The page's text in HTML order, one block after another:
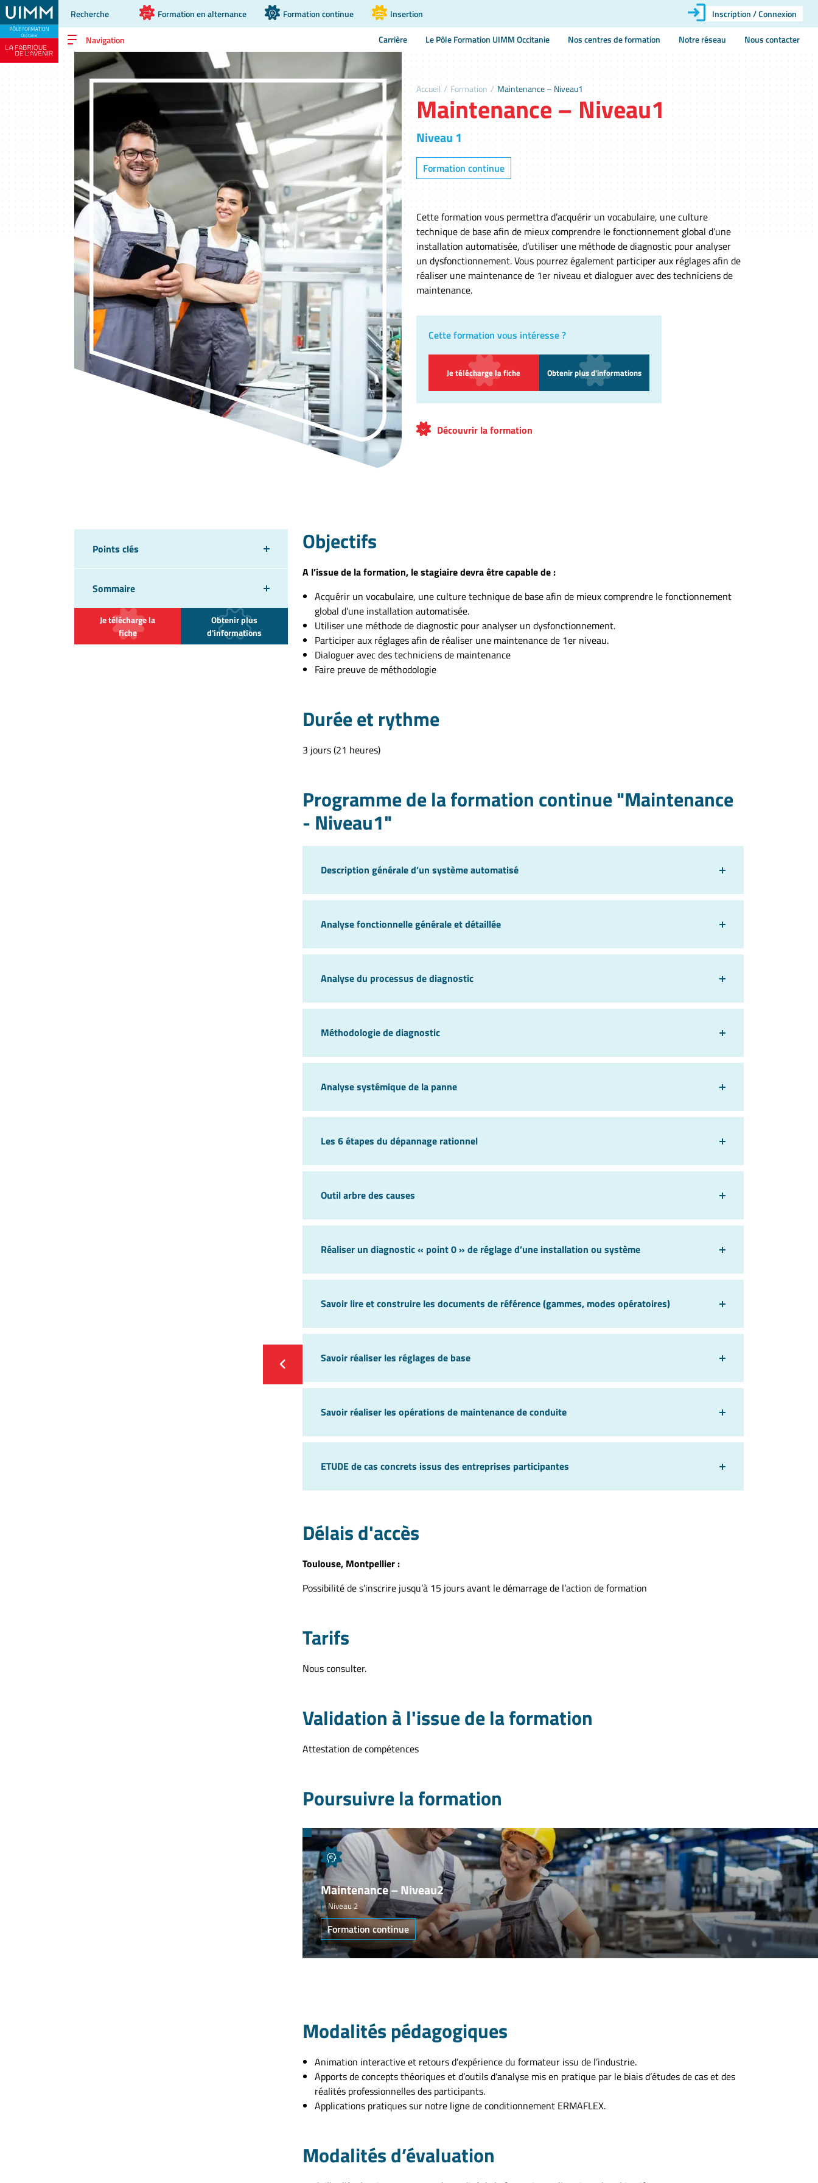
Recherche Formation en alternance Formation continue Insertion Inscription / Connexion
Navigation Carrière Le Pôle Formation UIMM Occitanie Nos centres de formation Notre réseau Nous contacter
Accueil / Formation / Maintenance – Niveau1
Maintenance – Niveau1
Niveau 1
Formation continue
Cette formation vous permettra d’acquérir un vocabulaire, une culture
technique de base afin de mieux comprendre le fonctionnement global d’une
installation automatisée, d’utiliser une méthode de diagnostic pour analyser
un dysfonctionnement. Vous pourrez également participer aux réglages afin de
réaliser une maintenance de 1er niveau et dialoguer avec des techniciens de
maintenance.
Cette formation vous intéresse ?
Je télécharge la fiche Obtenir plus d'informations
Découvrir la formation
Points clés
Sommaire
Je télécharge la
fiche
Obtenir plus
d'informations
Objectifs
A l’issue de la formation, le stagiaire devra être capable de :
Acquérir un vocabulaire, une culture technique de base afin de mieux comprendre le fonctionnement
global d’une installation automatisée.
Utiliser une méthode de diagnostic pour analyser un dysfonctionnement.
Participer aux réglages afin de réaliser une maintenance de 1er niveau.
Dialoguer avec des techniciens de maintenance
Faire preuve de méthodologie
Durée et rythme
3 jours (21 heures)
Programme de la formation continue "Maintenance
- Niveau1"
Description générale d’un système automatisé
Analyse fonctionnelle générale et détaillée
Analyse du processus de diagnostic
Méthodologie de diagnostic
Analyse systémique de la panne
Les 6 étapes du dépannage rationnel
Outil arbre des causes
Réaliser un diagnostic « point 0 » de réglage d’une installation ou système
Savoir lire et construire les documents de référence (gammes, modes opératoires)
Savoir réaliser les réglages de base
Savoir réaliser les opérations de maintenance de conduite
ETUDE de cas concrets issus des entreprises participantes
Délais d'accès
Toulouse, Montpellier :
Possibilité de s’inscrire jusqu’à 15 jours avant le démarrage de l’action de formation
Tarifs
Nous consulter.
Validation à l'issue de la formation
Attestation de compétences
Poursuivre la formation
Maintenance – Niveau2
Niveau 2
Formation continue
Modalités pédagogiques
Animation interactive et retours d’expérience du formateur issu de l’industrie.
Apports de concepts théoriques et d’outils d’analyse mis en pratique par le biais d’études de cas et des
réalités professionnelles des participants.
Applications pratiques sur notre ligne de conditionnement ERMAFLEX.
Modalités d’évaluation